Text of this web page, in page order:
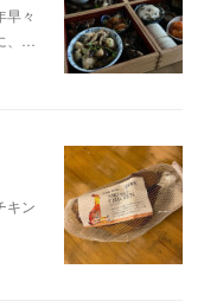
早々
、…
キン